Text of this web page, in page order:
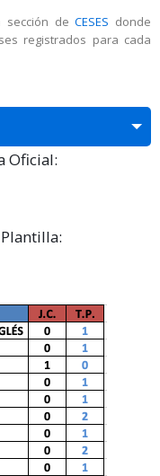
sección deCESES donde
registrados para cada
Oficial:
Plantilla: